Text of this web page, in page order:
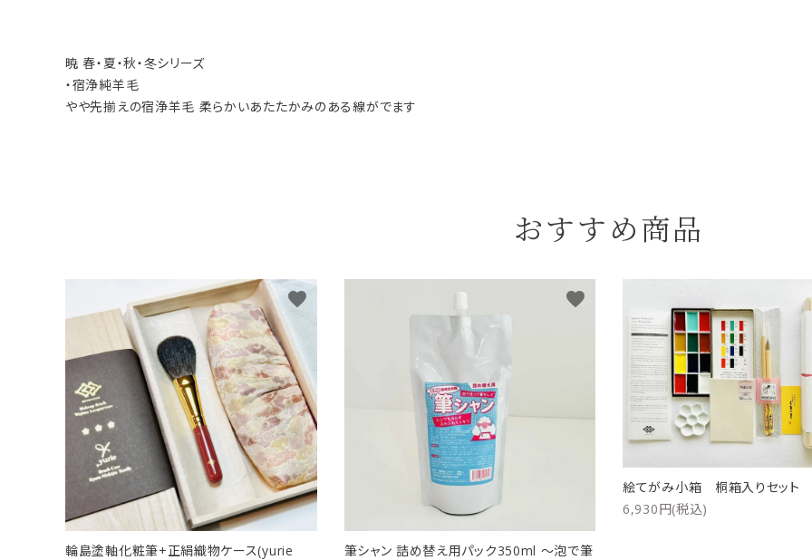
暁 春・夏・秋・冬シリーズ
・宿浄純羊毛
やや先揃えの宿浄羊毛 柔らかいあたたかみのある線がでます
おすすめ商品
輪島塗軸化粧筆+正絹織物ケース(yurie
favorite
筆シャン 詰め替え用パック350ml ～泡で筆
favorite
絵てがみ小箱 桐箱入りセット
6,930円(税込)